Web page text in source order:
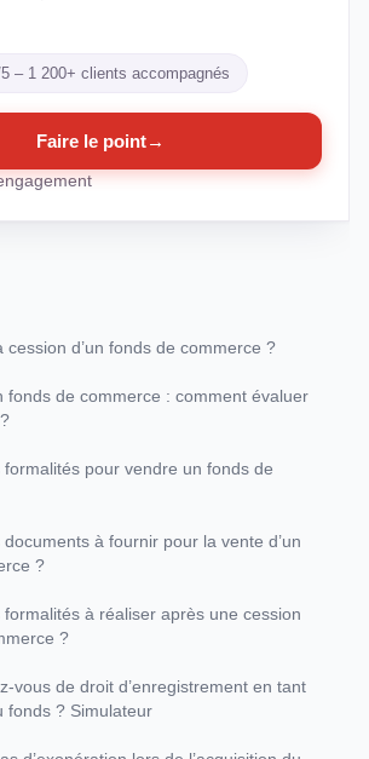
– 1 200+ clients accompagnés
Faire le point→
cession d’un fonds de commerce ?
fonds de commerce : comment évaluer
pour vendre un fonds de
à fournir pour la vente d’un
?
à réaliser après une cession
?
vous de droit d’enregistrement en tant
fonds ? Simulateur